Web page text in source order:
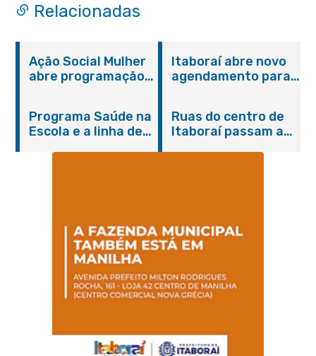
Relacionadas
Ação Social Mulher
abre programação
serviços gratuitos e
orientações
Itaboraí abre novo
agendamento para
Programa Saúde na
Escola e a linha de
Magalhães Seabra
Ruas do centro de
Itaboraí passam a